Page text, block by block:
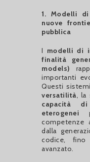
1. Modelli
nuove
pubblica
I modelli di
finalità
models)
importanti
Questi
versatilità, la
capacità
eterogenei
competenze
dalla
codice, fino
avanzato.